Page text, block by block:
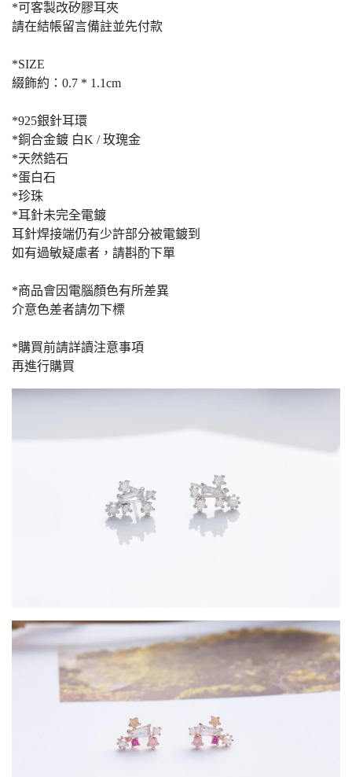
*可客製改矽膠耳夾
請在結帳留言備註並先付款
*SIZE
綴飾約：0.7 * 1.1cm
*925銀針耳環
*銅合金鍍 白K / 玫瑰金
*天然鋯石
*蛋白石
*珍珠
*耳針未完全電鍍
耳針焊接端仍有少許部分被電鍍到
如有過敏疑慮者，請斟酌下單
*商品會因電腦顏色有所差異
介意色差者請勿下標
*購買前請詳讀注意事項
再進行購買